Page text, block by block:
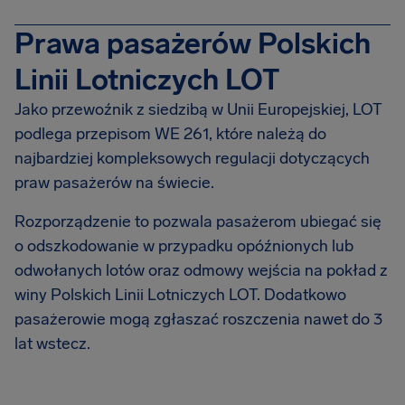
Prawa pasażerów Polskich
Linii Lotniczych LOT
Jako przewoźnik z siedzibą w Unii Europejskiej, LOT
podlega przepisom WE 261, które należą do
najbardziej kompleksowych regulacji dotyczących
praw pasażerów na świecie.
Rozporządzenie to pozwala pasażerom ubiegać się
o odszkodowanie w przypadku opóźnionych lub
odwołanych lotów oraz odmowy wejścia na pokład z
winy Polskich Linii Lotniczych LOT. Dodatkowo
pasażerowie mogą zgłaszać roszczenia nawet do 3
lat wstecz.